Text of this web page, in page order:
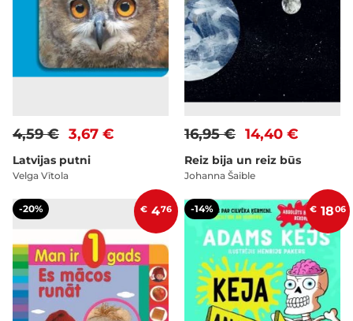
3,67 €
4,59 €
Latvijas putni
Velga Vītola
14,40 €
16,95 €
Reiz bija un reiz būs
Johanna Šaible
-20% € 476 -14% € 1806